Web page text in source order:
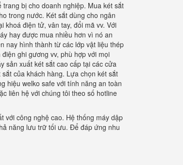
bị cho doanh nghiệp. Mua két sắt
trong nước. Két sắt dùng cho ngân
khoá điện tử, vân tay, đổi mã vv. Với
hay được mua nhiều hơn vì nó an
nay hình thành từ các lớp vật liệu thép
ghi gương vv, phù hợp với mọi
sản xuất két sắt cao cấp tại các cửa
của khách hàng. Lựa chọn két sắt
hiệu welko safe với tính năng an toàn
liên hệ với chúng tôi theo số hotline
với công nghệ cao. Hệ thống máy dập
năng lưu trữ tối ưu. Để đáp ứng nhu